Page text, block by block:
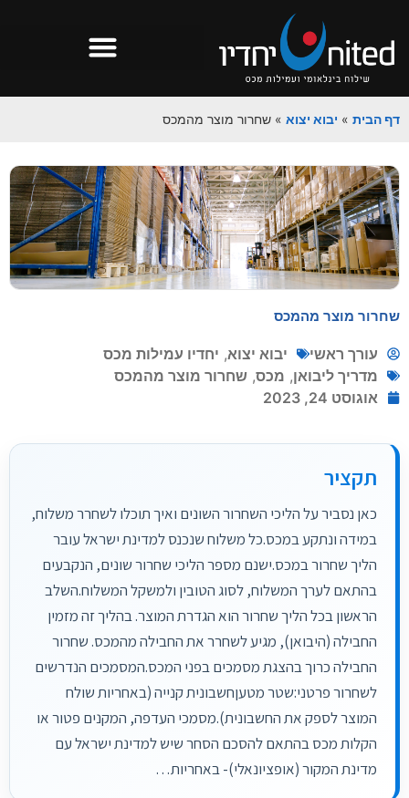
דף הבית » יבוא יצוא » שחרור מוצר מהמכס
שחרור מוצר מהמכס
עורך ראשי יבוא יצוא, יחדיו עמילות מכס
מדריך ליבואן, מכס, שחרור מוצר מהמכס
אוגוסט 24, 2023
תקציר
כאן נסביר על הליכי השחרור השונים ואיך תוכלו לשחרר משלוח,
במידה ונתקע במכס.כל משלוח שנכנס למדינת ישראל עובר
הליך שחרור במכס.ישנם מספר הליכי שחרור שונים, הנקבעים
בהתאם לערך המשלוח, לסוג הטובין ולמשקל המשלוח.השלב
הראשון בכל הליך שחרור הוא הגדרת המוצר. בהליך זה מזמין
החבילה (היבואן), מגיע לשחרר את החבילה מהמכס. שחרור
החבילה כרוך בהצגת מסמכים בפני המכס.המסמכים הנדרשים
לשחרור פרטני:שטר מטעןחשבונית קנייה (באחריות שולח
המוצר לספק את החשבונית).מסמכי העדפה, המקנים פטור או
הקלות מכס בהתאם להסכם הסחר שיש למדינת ישראל עם
מדינת המקור (אופציונאלי)- באחריות…